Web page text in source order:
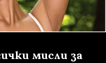
мисли за